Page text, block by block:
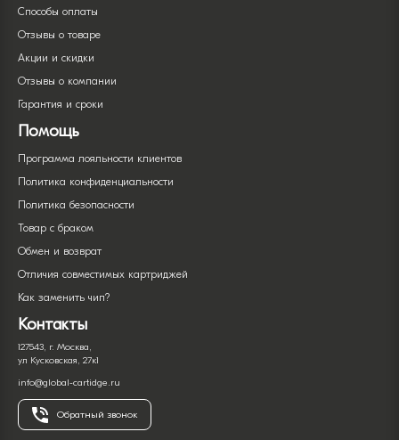
Способы оплаты
Отзывы о товаре
Акции и скидки
Отзывы о компании
Гарантия и сроки
Помощь
Программа лояльности клиентов
Политика конфиденциальности
Политика безопасности
Товар с браком
Обмен и возврат
Отличия совместимых картриджей
Как заменить чип?
Контакты
127543, г. Москва,
ул Кусковская, 27к1
info@global-cartidge.ru
Обратный звонок